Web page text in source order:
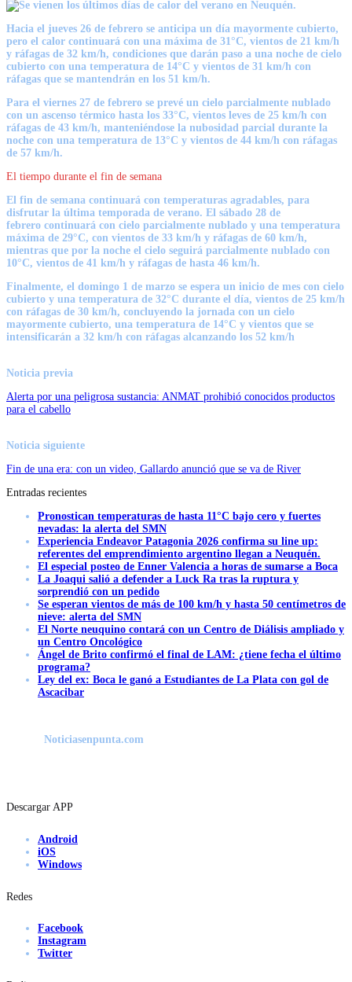
Hacia el jueves 26 de febrero se anticipa un día mayormente cubierto,
pero el calor continuará con una máxima de 31°C, vientos de 21 km/h
y ráfagas de 32 km/h, condiciones que darán paso a una noche de cielo
cubierto con una temperatura de 14°C y vientos de 31 km/h con
ráfagas que se mantendrán en los 51 km/h.
Para el viernes 27 de febrero se prevé un cielo parcialmente nublado
con un ascenso térmico hasta los 33°C, vientos leves de 25 km/h con
ráfagas de 43 km/h, manteniéndose la nubosidad parcial durante la
noche con una temperatura de 13°C y vientos de 44 km/h con ráfagas
de 57 km/h.
El tiempo durante el fin de semana
El fin de semana continuará con temperaturas agradables, para
disfrutar la última temporada de verano. El sábado 28 de
febrero continuará con cielo parcialmente nublado y una temperatura
máxima de 29°C, con vientos de 33 km/h y ráfagas de 60 km/h,
mientras que por la noche el cielo seguirá parcialmente nublado con
10°C, vientos de 41 km/h y ráfagas de hasta 46 km/h.
Finalmente, el domingo 1 de marzo se espera un inicio de mes con cielo
cubierto y una temperatura de 32°C durante el día, vientos de 25 km/h
con ráfagas de 30 km/h, concluyendo la jornada con un cielo
mayormente cubierto, una temperatura de 14°C y vientos que se
intensificarán a 32 km/h con ráfagas alcanzando los 52 km/h
Noticia previa
Alerta por una peligrosa sustancia: ANMAT prohibió conocidos productos
para el cabello
Noticia siguiente
Fin de una era: con un video, Gallardo anunció que se va de River
Entradas recientes
Pronostican temperaturas de hasta 11°C bajo cero y fuertes
nevadas: la alerta del SMN
Experiencia Endeavor Patagonia 2026 confirma su line up:
referentes del emprendimiento argentino llegan a Neuquén.
El especial posteo de Enner Valencia a horas de sumarse a Boca
La Joaqui salió a defender a Luck Ra tras la ruptura y
sorprendió con un pedido
Se esperan vientos de más de 100 km/h y hasta 50 centímetros de
nieve: alerta del SMN
El Norte neuquino contará con un Centro de Diálisis ampliado y
un Centro Oncológico
Ángel de Brito confirmó el final de LAM: ¿tiene fecha el último
programa?
Ley del ex: Boca le ganó a Estudiantes de La Plata con gol de
Ascacibar
Noticiasenpunta.com
Descargar APP
Android
iOS
Windows
Redes
Facebook
Instagram
Twitter